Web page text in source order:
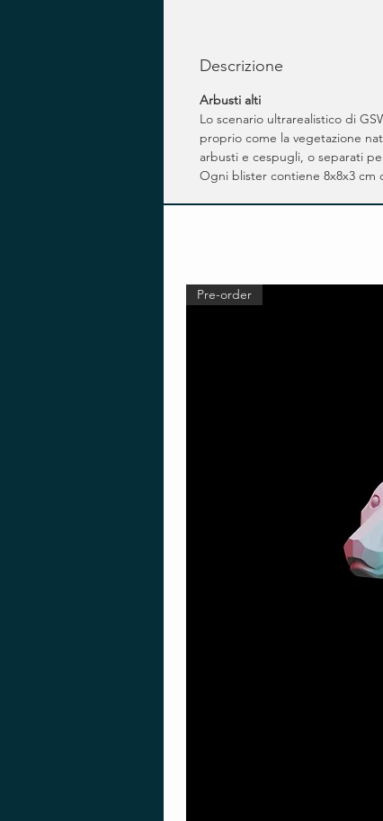
Descrizione
Arbusti alti
Lo scenario ultrarealistico di
proprio come la vegetazione
arbusti e cespugli, o separati
Ogni blister contiene 8x8x3 cm
Pre-order